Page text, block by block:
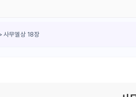
사무엘상 18장